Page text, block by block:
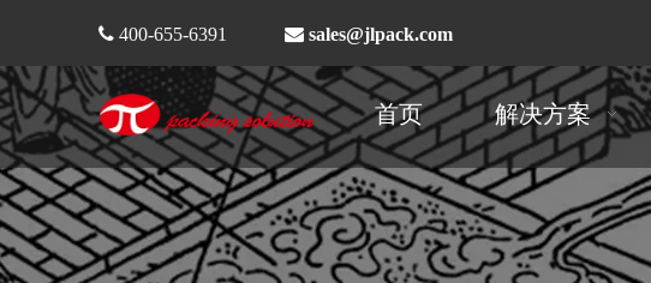
 400-655-6391  sales@jlpack.com
首页 解决方案